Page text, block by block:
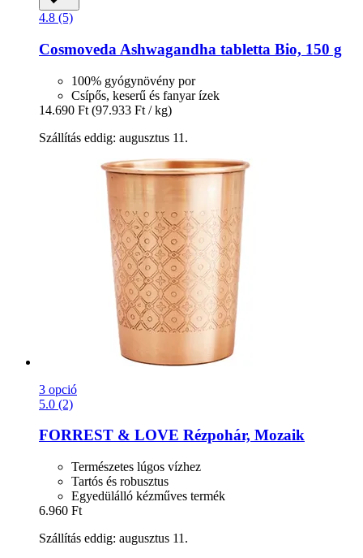
4.8 (5)
Cosmoveda Ashwagandha tabletta Bio, 150 g
100% gyógynövény por
Csípős, keserű és fanyar ízek
14.690 Ft (97.933 Ft / kg)
Szállítás eddig: augusztus 11.
3 opció
5.0 (2)
FORREST & LOVE Rézpohár, Mozaik
Természetes lúgos vízhez
Tartós és robusztus
Egyedülálló kézműves termék
6.960 Ft
Szállítás eddig: augusztus 11.